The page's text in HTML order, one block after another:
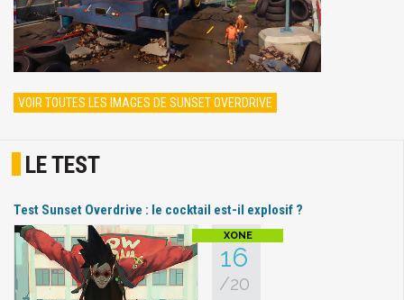
VOIR TOUTES LES IMAGES DE SUNSET OVERDRIVE
LE TEST
Test Sunset Overdrive : le cocktail est-il explosif ?
16
/20